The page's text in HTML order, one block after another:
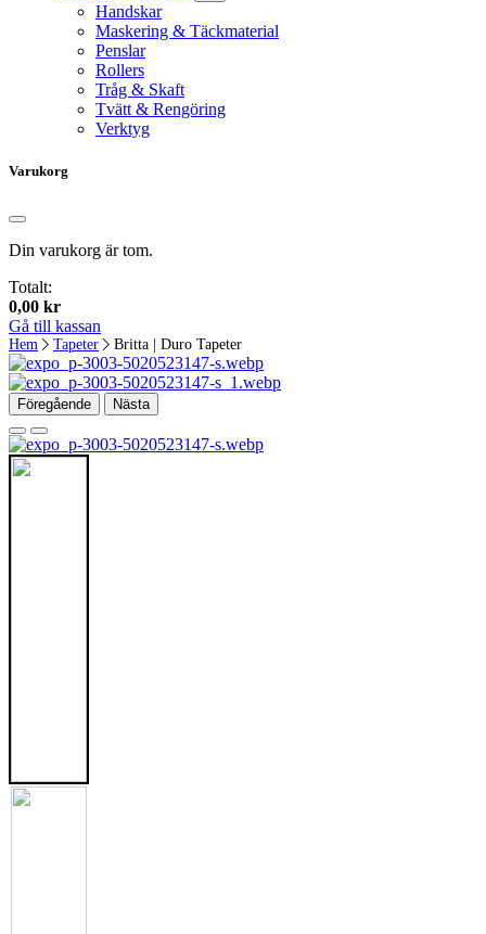
Handskar
Maskering & Täckmaterial
Penslar
Rollers
Tråg & Skaft
Tvätt & Rengöring
Verktyg
Varukorg
Din varukorg är tom.
Totalt:
0,00 kr
Gå till kassan
Hem Tapeter Britta | Duro Tapeter
Föregående Nästa